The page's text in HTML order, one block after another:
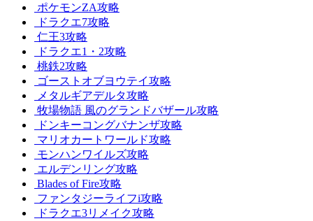
ポケモンZA攻略
ドラクエ7攻略
仁王3攻略
ドラクエ1・2攻略
桃鉄2攻略
ゴーストオブヨウテイ攻略
メタルギアデルタ攻略
牧場物語 風のグランドバザール攻略
ドンキーコングバナンザ攻略
マリオカートワールド攻略
モンハンワイルズ攻略
エルデンリング攻略
Blades of Fire攻略
ファンタジーライフi攻略
ドラクエ3リメイク攻略